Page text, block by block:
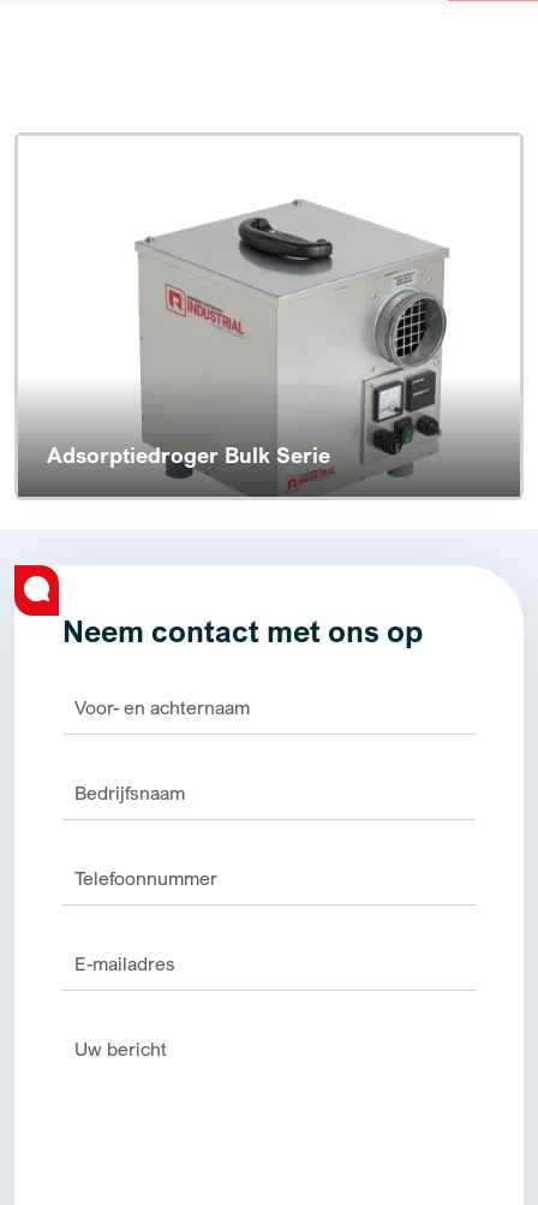
Adsorptiedroger Bulk Serie
Neem contact met ons op